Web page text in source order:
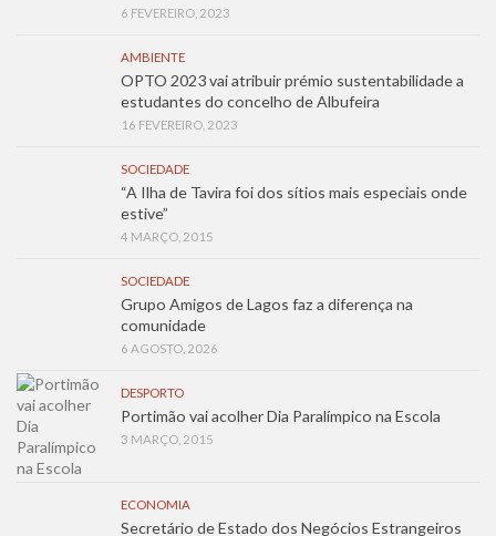
6 FEVEREIRO, 2023
AMBIENTE
OPTO 2023 vai atribuir prémio sustentabilidade a
estudantes do concelho de Albufeira
16 FEVEREIRO, 2023
SOCIEDADE
“A Ilha de Tavira foi dos sítios mais especiais onde
estive”
4 MARÇO, 2015
SOCIEDADE
Grupo Amigos de Lagos faz a diferença na
comunidade
6 AGOSTO, 2026
DESPORTO
Portimão vai acolher Dia Paralímpico na Escola
3 MARÇO, 2015
ECONOMIA
Secretário de Estado dos Negócios Estrangeiros